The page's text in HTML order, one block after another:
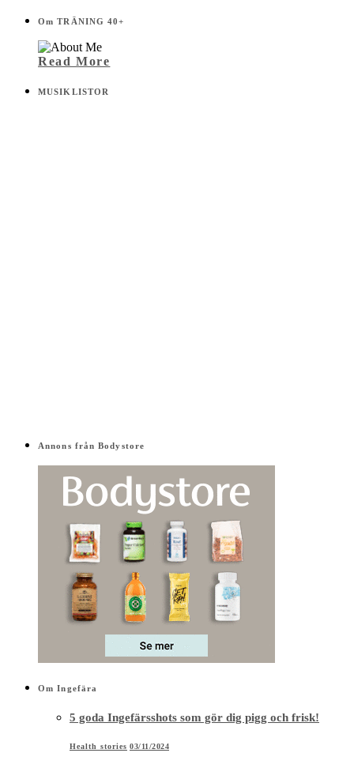
Om TRÄNING 40+
Read More
MUSIKLISTOR
Annons från Bodystore
Om Ingefära
5 goda Ingefärsshots som gör dig pigg och frisk!
Health stories 03/11/2024